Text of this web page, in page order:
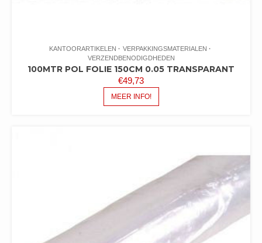
KANTOORARTIKELEN
VERPAKKINGSMATERIALEN
VERZENDBENODIGDHEDEN
100MTR POL FOLIE 150CM 0.05 TRANSPARANT
€49,73
MEER INFO!